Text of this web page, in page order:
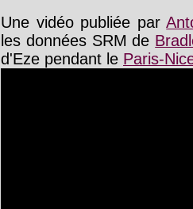
Une vidéo publiée par
les données SRM de
d'Eze pendant le Paris-